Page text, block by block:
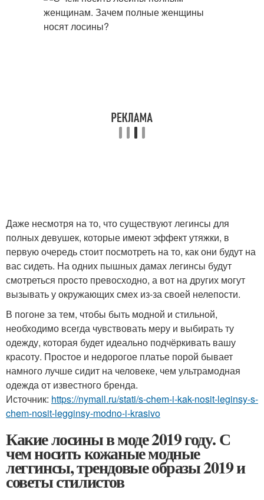
Даже несмотря на то, что существуют легинсы для
полных девушек, которые имеют эффект утяжки, в
первую очередь стоит посмотреть на то, как они будут на
вас сидеть. На одних пышных дамах легинсы будут
смотреться просто превосходно, а вот на других могут
вызывать у окружающих смех из-за своей нелепости.
В погоне за тем, чтобы быть модной и стильной,
необходимо всегда чувствовать меру и выбирать ту
одежду, которая будет идеально подчёркивать вашу
красоту. Простое и недорогое платье порой бывает
намного лучше сидит на человеке, чем ультрамодная
одежда от известного бренда.
Источник: https://nymall.ru/stati/s-chem-i-kak-nosit-leginsy-s-
chem-nosit-legginsy-modno-i-krasivo
Какие лосины в моде 2019 году. С
чем носить кожаные модные
леггинсы, трендовые образы 2019 и
советы стилистов